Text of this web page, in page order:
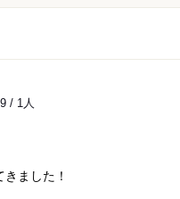
/ 1人
ました！